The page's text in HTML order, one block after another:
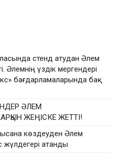
стенд атудан Әлем
Әлемнің үздік мергендері
бағдарламаларында бақ
ӘЛЕМ
ЖЕҢІСКЕ ЖЕТТІ!
көздеуден Әлем
жүлдегері атанды